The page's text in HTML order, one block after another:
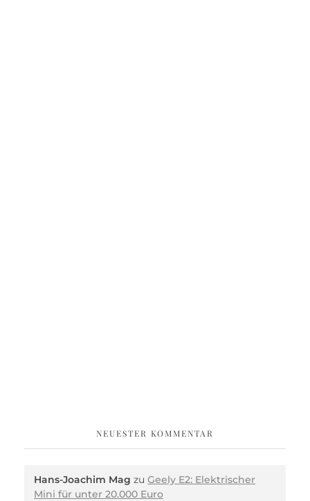
NEUESTER KOMMENTAR
Hans-Joachim Mag zu Geely E2: Elektrischer
Mini für unter 20.000 Euro